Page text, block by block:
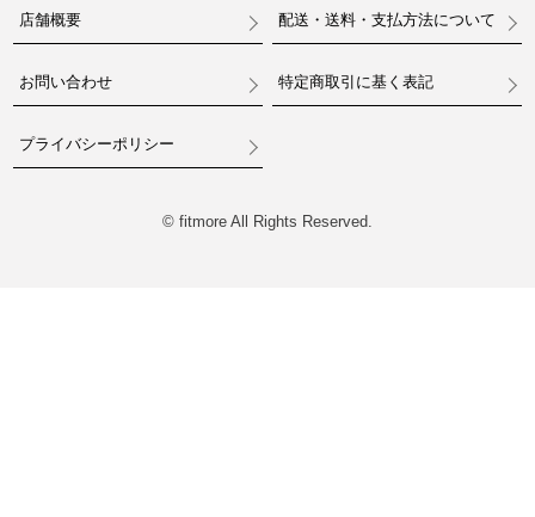
店舗概要 配送・送料・支払方法について
お問い合わせ 特定商取引に基く表記
プライバシーポリシー
© fitmore All Rights Reserved.